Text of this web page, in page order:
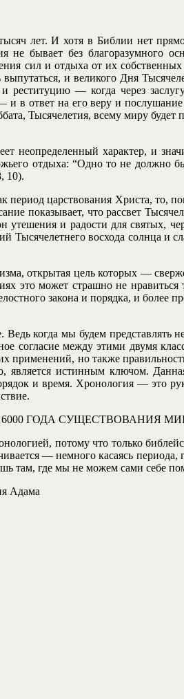
лет. И хотя в Библии нет
бывает без благоразумного
сил и отдыха от их
и великого Дня
— когда через
в ответ на его веру и
Тысячелетия, всему миру будет
неопределенный характер, и
отдыха: “Одно то не должно
10).
царствования Христа, то,
показывает, что рассвет
и радости для святых,
Тысячелетнего восхода солнца и
открытая цель которых —
это может страшно не
закона и порядка, и более
когда мы будем представлять
согласие между этими двумя
применений, но также
истинным ключом.
и время. Хронология — это
ГОДА СУЩЕСТВОВАНИЯ
потому что только
— немного касаясь периода,
там, где мы не можем сами себе
Адама